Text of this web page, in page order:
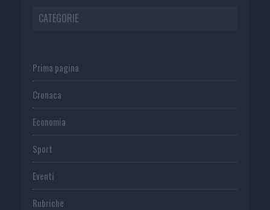
CATEGORIE
Prima pagina
Cronaca
Economia
Sport
Eventi
Rubriche